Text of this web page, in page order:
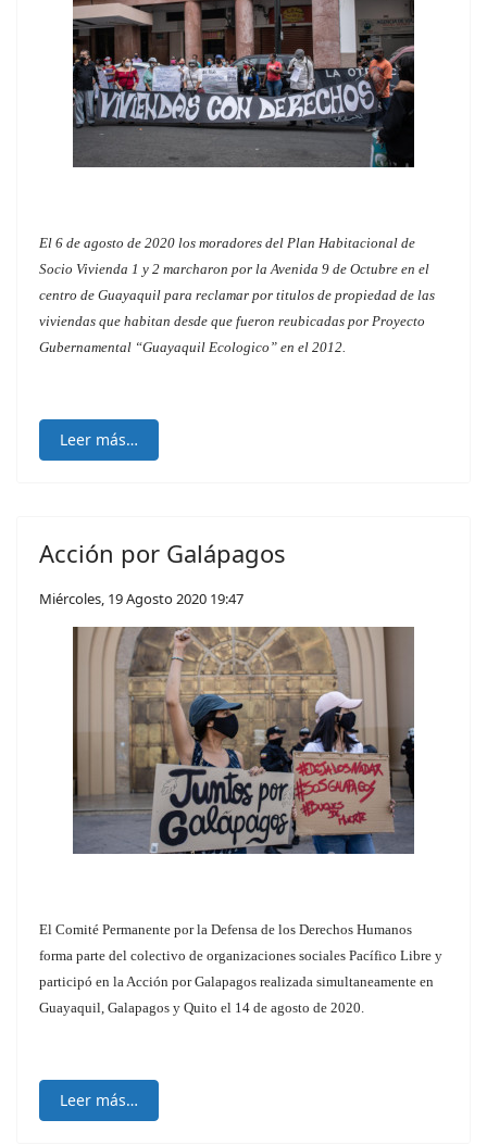
El 6 de agosto de 2020 los moradores del Plan Habitacional de
Socio Vivienda 1 y 2 marcharon por la Avenida 9 de Octubre en el
centro de Guayaquil para reclamar por titulos de propiedad de las
viviendas que habitan desde que fueron reubicadas por Proyecto
Gubernamental “Guayaquil Ecologico” en el 2012.
Leer más…
Acción por Galápagos
Miércoles, 19 Agosto 2020 19:47
El Comité Permanente por la Defensa de los Derechos Humanos
forma parte del colectivo de organizaciones sociales Pacífico Libre y
participó en la Acción por Galapagos realizada simultaneamente en
Guayaquil, Galapagos y Quito el 14 de agosto de 2020.
Leer más…